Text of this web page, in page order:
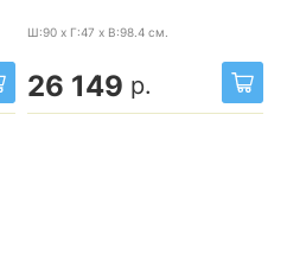
Ш:90 x Г:47 x В:98.4 см.
26 149 р.